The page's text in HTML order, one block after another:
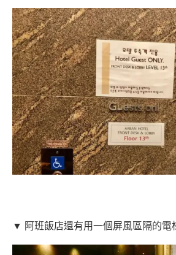
▼ 阿班飯店還有用一個屏風區隔的電